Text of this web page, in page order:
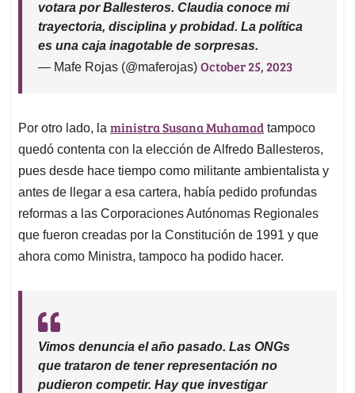
votara por Ballesteros. Claudia conoce mi
trayectoria, disciplina y probidad. La política
es una caja inagotable de sorpresas.
— Mafe Rojas (@maferojas) October 25, 2023
Por otro lado, la ministra Susana Muhamad tampoco
quedó contenta con la elección de Alfredo Ballesteros,
pues desde hace tiempo como militante ambientalista y
antes de llegar a esa cartera, había pedido profundas
reformas a las Corporaciones Autónomas Regionales
que fueron creadas por la Constitución de 1991 y que
ahora como Ministra, tampoco ha podido hacer.
Vimos denuncia el año pasado. Las ONGs
que trataron de tener representación no
pudieron competir. Hay que investigar